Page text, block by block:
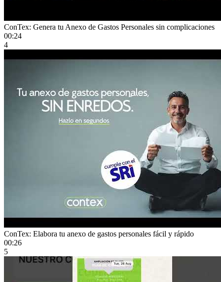
ConTex: Genera tu Anexo de Gastos Personales sin complicaciones
00:24
4
ConTex: Elabora tu anexo de gastos personales fácil y rápido
00:26
5